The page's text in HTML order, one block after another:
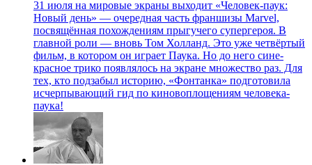
31 июля на мировые экраны выходит «Человек-паук:
Новый день» — очередная часть франшизы Marvel,
посвящённая похождениям прыгучего супергероя. В
главной роли — вновь Том Холланд. Это уже четвёртый
фильм, в котором он играет Паука. Но до него сине-
красное трико появлялось на экране множество раз. Для
тех, кто подзабыл историю, «Фонтанка» подготовила
исчерпывающий гид по киновоплощениям человека-
паука!